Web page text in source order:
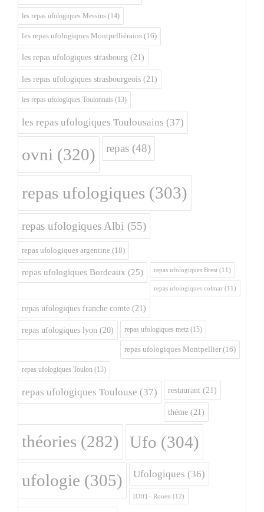
les repas ufologiques Messins (14)
les repas ufologiques Montpelliérains (16)
les repas ufologiques strasbourg (21)
les repas ufologiques strasbourgeois (21)
les repas ufologiques Toulonnais (13)
les repas ufologiques Toulousains (37)
ovni (320) repas (48)
repas ufologiques (303)
repas ufologiques Albi (55)
repas ufologiques argentine (18)
repas ufologiques Bordeaux (25) repas ufologiques Brest (11)
repas ufologiques colmar (11)
repas ufologiques franche comte (21)
repas ufologiques lyon (20) repas ufologiques metz (15)
repas ufologiques Montpellier (16)
repas ufologiques Toulon (13)
repas ufologiques Toulouse (37) restaurant (21)
théme (21)
théories (282) Ufo (304)
ufologie (305) Ufologiques (36)
[Off] - Rouen (12)